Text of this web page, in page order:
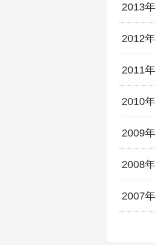
2013年
2012年
2011年
2010年
2009年
2008年
2007年